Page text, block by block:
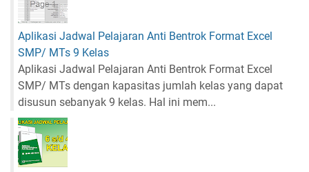
Aplikasi Jadwal Pelajaran Anti Bentrok Format Excel
SMP/ MTs 9 Kelas
Aplikasi Jadwal Pelajaran Anti Bentrok Format Excel
SMP/ MTs dengan kapasitas jumlah kelas yang dapat
disusun sebanyak 9 kelas. Hal ini mem...